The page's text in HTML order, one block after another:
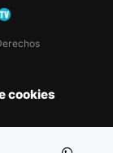
cookies